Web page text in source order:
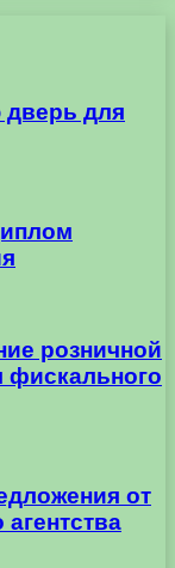
дверь для
розничной
фискального
от